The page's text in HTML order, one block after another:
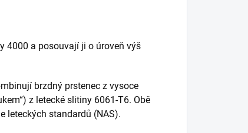
4000 a posouvají ji o úroveň výš
brzdný prstenec z vysoce
z letecké slitiny 6061-T6. Obě
leteckých standardů (NAS).